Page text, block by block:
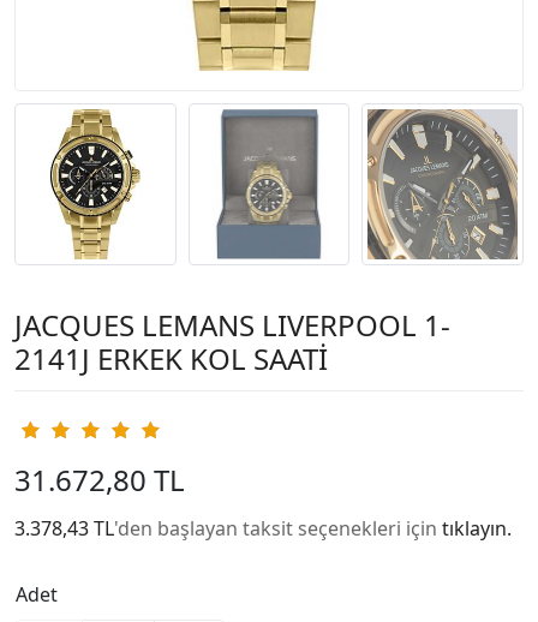
JACQUES LEMANS LIVERPOOL 1-
2141J ERKEK KOL SAATİ
31.672,80 TL
3.378,43 TL'den başlayan taksit seçenekleri için tıklayın.
Adet